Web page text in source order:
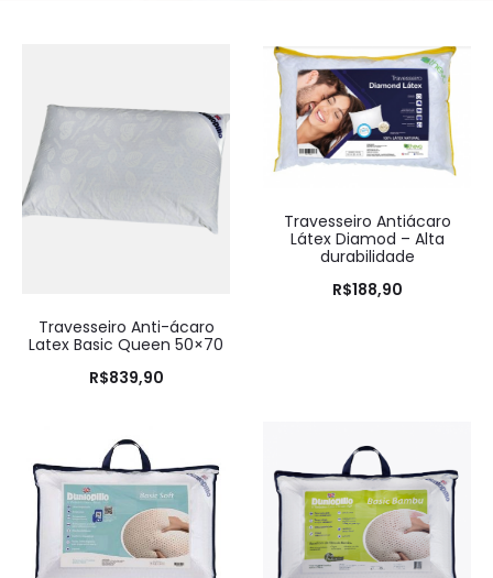
Travesseiro Anti-ácaro
Latex Basic Queen 50×70
R$839,90
Travesseiro Antiácaro
Látex Diamod – Alta
durabilidade
R$188,90